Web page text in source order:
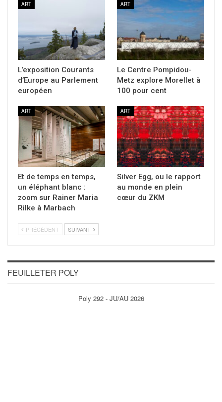
ART
L’exposition Courants
d’Europe au Parlement
européen
ART
Le Centre Pompidou-
Metz explore Morellet à
100 pour cent
ART
Et de temps en temps,
un éléphant blanc :
zoom sur Rainer Maria
Rilke à Marbach
ART
Silver Egg, ou le rapport
au monde en plein
cœur du ZKM
PRÉCÉDENT SUIVANT
FEUILLETER POLY
Poly 292 - JU/AU 2026